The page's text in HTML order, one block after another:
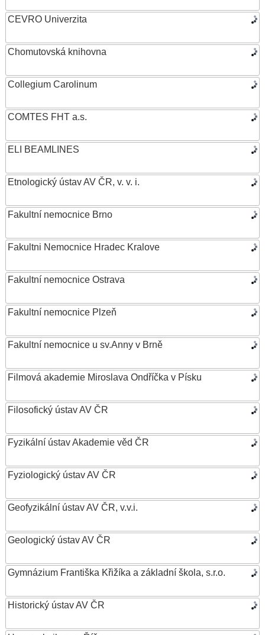
CEVRO Univerzita
Chomutovská knihovna
Collegium Carolinum
COMTES FHT a.s.
ELI BEAMLINES
Etnologický ústav AV ČR, v. v. i.
Fakultní nemocnice Brno
Fakultni Nemocnice Hradec Kralove
Fakultní nemocnice Ostrava
Fakultní nemocnice Plzeň
Fakultní nemocnice u sv.Anny v Brně
Filmová akademie Miroslava Ondříčka v Písku
Filosofický ústav AV ČR
Fyzikální ústav Akademie věd ČR
Fyziologický ústav AV ČR
Geofyzikální ústav AV ČR, v.v.i.
Geologický ústav AV ČR
Gymnázium Františka Křižíka a základní škola, s.r.o.
Historický ústav AV ČR